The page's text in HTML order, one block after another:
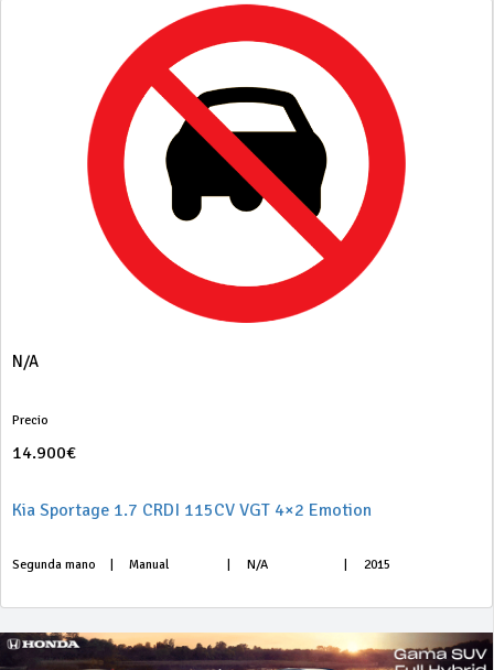
N/A
Precio
14.900€
Kia Sportage 1.7 CRDI 115CV VGT 4×2 Emotion
Segunda mano Manual N/A 2015